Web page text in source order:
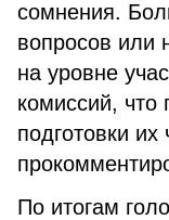
сомнения.
вопросов или
на уровне
комиссий, что
подготовки
По итогам